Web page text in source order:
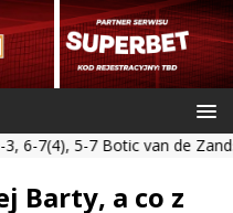
5-7 Botic van de Zandschulp
Barty, a co z